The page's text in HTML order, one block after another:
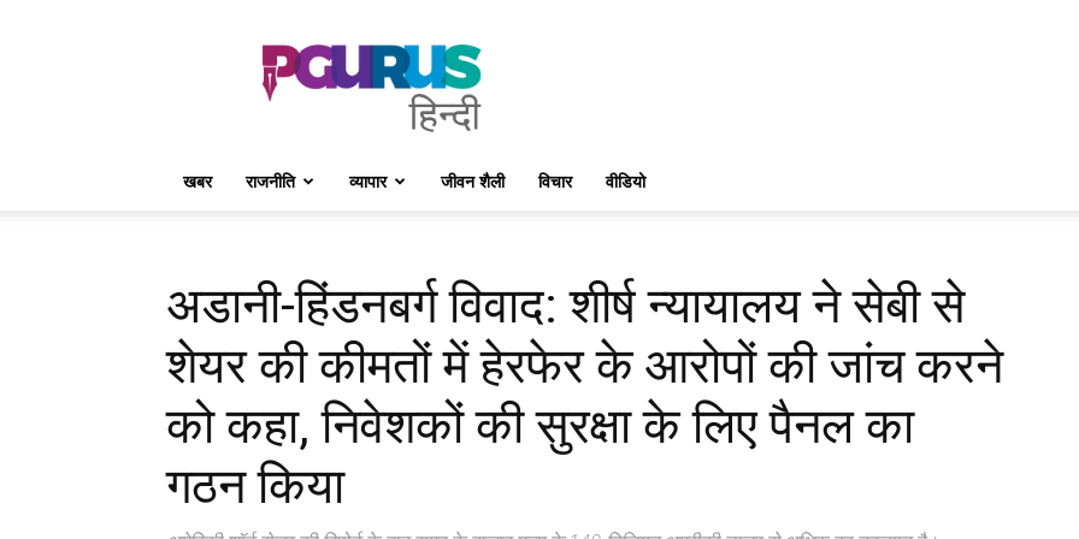
PGurus
Hindi
खबर राजनीति व्यापार जीवन शैली विचार वीडियो
अडानी-हिंडनबर्ग विवाद: शीर्ष न्यायालय ने सेबी से
शेयर की कीमतों में हेरफेर के आरोपों की जांच करने
को कहा, निवेशकों की सुरक्षा के लिए पैनल का
गठन किया